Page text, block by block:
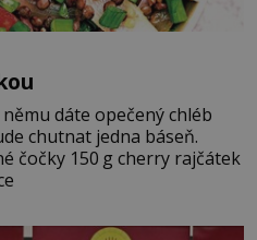
dáte opečený chléb
chutnat jedna báseň.